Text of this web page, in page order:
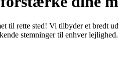
til rette sted! Vi tilbyder et bredt
stemninger til enhver